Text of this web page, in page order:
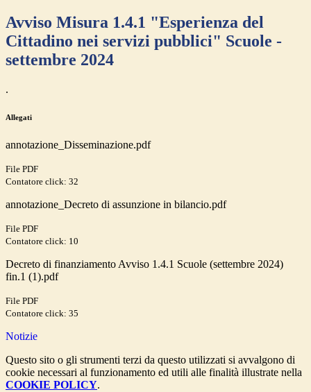
Avviso Misura 1.4.1 "Esperienza del
Cittadino nei servizi pubblici" Scuole -
settembre 2024
.
Allegati
annotazione_Disseminazione.pdf
File PDF
Contatore click: 32
annotazione_Decreto di assunzione in bilancio.pdf
File PDF
Contatore click: 10
Decreto di finanziamento Avviso 1.4.1 Scuole (settembre 2024)
fin.1 (1).pdf
File PDF
Contatore click: 35
Notizie
Questo sito o gli strumenti terzi da questo utilizzati si avvalgono di
cookie necessari al funzionamento ed utili alle finalità illustrate nella
COOKIE POLICY.